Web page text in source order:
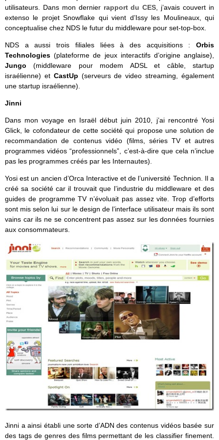
utilisateurs. Dans mon dernier rapport du CES , j’avais couvert in
extenso le projet Snowflake qui vient d’Issy les Moulineaux, qui
conceptualise chez NDS le futur du middleware pour set-top-box.
NDS a aussi trois filiales liées à des acquisitions : Orbis
Technologies(plateforme de jeux interactifs d’origine anglaise),
Jungo(middleware pour modem ADSL et câble, startup
israélienne) et CastUp (serveurs de video streaming, également
une startup israélienne).
Jinni
Dans mon voyage en Israël début juin 2010, j’ai rencontré Yosi
Glick, le cofondateur de cette société qui propose une solution de
recommandation de contenus vidéo (films, séries TV et autres
programmes vidéos “professionnels”, c’est-à-dire que cela n’inclue
pas les programmes créés par les Internautes).
Yosi est un ancien d’Orca Interactive et de l’université Technion. Il a
créé sa société car il trouvait que l’industrie du middleware et des
guides de programme TV n’évoluait pas assez vite. Trop d’efforts
sont mis selon lui sur le design de l’interface utilisateur mais ils sont
vains car ils ne se concentrent pas assez sur les données fournies
aux consommateurs.
Jinni a ainsi établi une sorte d’ADN des contenus vidéos basée sur
des tags de genres des films permettant de les classifier finement.